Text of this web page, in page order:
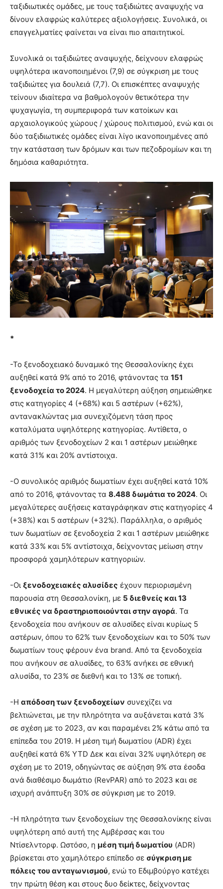
ταξιδιωτικές ομάδες, με τους ταξιδιώτες αναψυχής να
δίνουν ελαφρώς καλύτερες αξιολογήσεις. Συνολικά, οι
επαγγελματίες φαίνεται να είναι πιο απαιτητικοί.
Συνολικά οι ταξιδιώτες αναψυχής, δείχνουν ελαφρώς
υψηλότερα ικανοποιημένοι (7,9) σε σύγκριση με τους
ταξιδιώτες για δουλειά (7,7). Οι επισκέπτες αναψυχής
τείνουν ιδιαίτερα να βαθμολογούν θετικότερα την
ψυχαγωγία, τη συμπεριφορά των κατοίκων και
αρχαιολογικούς χώρους / χώρους πολιτισμού, ενώ και οι
δύο ταξιδιωτικές ομάδες είναι λίγο ικανοποιημένες από
την κατάσταση των δρόμων και των πεζοδρομίων και τη
δημόσια καθαριότητα.
*
-Το ξενοδοχειακό δυναμικό της Θεσσαλονίκης έχει
αυξηθεί κατά 9% από το 2016, φτάνοντας τα 151
ξενοδοχεία το 2024. Η μεγαλύτερη αύξηση σημειώθηκε
στις κατηγορίες 4 (+68%) και 5 αστέρων (+62%),
αντανακλώντας μια συνεχιζόμενη τάση προς
καταλύματα υψηλότερης κατηγορίας. Αντίθετα, ο
αριθμός των ξενοδοχείων 2 και 1 αστέρων μειώθηκε
κατά 31% και 20% αντίστοιχα.
-Ο συνολικός αριθμός δωματίων έχει αυξηθεί κατά 10%
από το 2016, φτάνοντας τα 8.488 δωμάτια το 2024. Οι
μεγαλύτερες αυξήσεις καταγράφηκαν στις κατηγορίες 4
(+38%) και 5 αστέρων (+32%). Παράλληλα, ο αριθμός
των δωματίων σε ξενοδοχεία 2 και 1 αστέρων μειώθηκε
κατά 33% και 5% αντίστοιχα, δείχνοντας μείωση στην
προσφορά χαμηλότερων κατηγοριών.
-Οι ξενοδοχειακές αλυσίδες έχουν περιορισμένη
παρουσία στη Θεσσαλονίκη, με 5 διεθνείς και 13
εθνικές να δραστηριοποιούνται στην αγορά. Τα
ξενοδοχεία που ανήκουν σε αλυσίδες είναι κυρίως 5
αστέρων, όπου το 62% των ξενοδοχείων και το 50% των
δωματίων τους φέρουν ένα brand. Από τα ξενοδοχεία
που ανήκουν σε αλυσίδες, το 63% ανήκει σε εθνική
αλυσίδα, το 23% σε διεθνή και το 13% σε τοπική.
-Η απόδοση των ξενοδοχείων συνεχίζει να
βελτιώνεται, με την πληρότητα να αυξάνεται κατά 3%
σε σχέση με το 2023, αν και παραμένει 2% κάτω από τα
επίπεδα του 2019. Η μέση τιμή δωματίου (ADR) έχει
αυξηθεί κατά 6% ΥΤD Δεκ και είναι 32% υψηλότερη σε
σχέση με το 2019, οδηγώντας σε αύξηση 9% στα έσοδα
ανά διαθέσιμο δωμάτιο (RevPAR) από το 2023 και σε
ισχυρή ανάπτυξη 30% σε σύγκριση με το 2019.
-Η πληρότητα των ξενοδοχείων της Θεσσαλονίκης είναι
υψηλότερη από αυτή της Αμβέρσας και του
Ντίσελντορφ. Ωστόσο, η μέση τιμή δωματίου (ADR)
βρίσκεται στο χαμηλότερο επίπεδο σε σύγκριση με
πόλεις του ανταγωνισμού, ενώ το Εδιμβούργο κατέχει
την πρώτη θέση και στους δυο δείκτες, δείχνοντας